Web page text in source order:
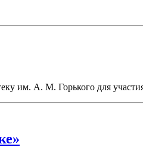
им. А. М. Горького для